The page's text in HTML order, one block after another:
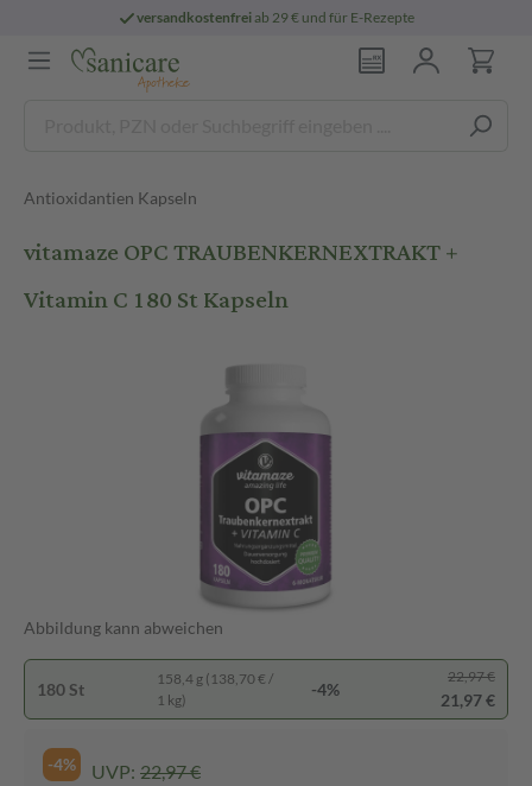
versandkostenfreiab 29 € und für E-Rezepte
Antioxidantien Kapseln
vitamaze OPC TRAUBENKERNEXTRAKT +
Vitamin C 180 St Kapseln
Abbildung kann abweichen
180 St
158,4 g (138,70 € /
1 kg)
-4%
22,97 €
21,97 €
-4% UVP: 22,97 €